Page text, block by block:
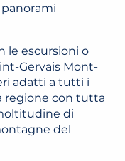
le escursioni o
Gervais Mont-
adatti a tutti i
regione con tutta
di
del